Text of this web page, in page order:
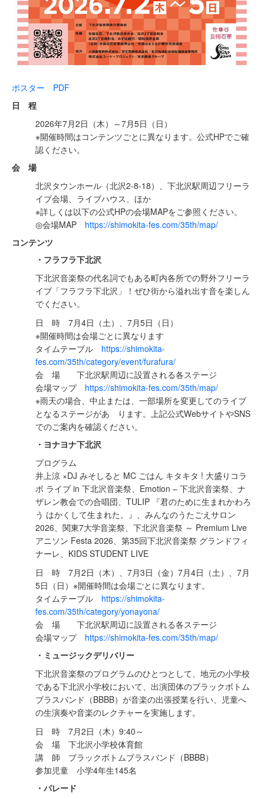
ポスター PDF
日 程
2026年7月2日（木）～7月5日（日）
※開催時間はコンテンツごとに異なります。公式HPでご確
認ください。
会 場
北沢タウンホール（北沢2-8-18）、下北沢駅周辺フリーラ
イブ会場、ライブハウス、ほか
※詳しくは以下の公式HPの会場MAPをご参照ください。
◎会場MAP https://shimokita-fes.com/35th/map/
コンテンツ
・フラフラ下北沢
下北沢音楽祭の代名詞でもある町内各所での野外フリーラ
イブ「フラフラ下北沢」！ぜひ街から溢れ出す音を楽しん
でください。
日 時 7月4日（土）、7月5日（日）
※開催時間は会場ごとに異なります
タイムテーブル https://shimokita-
fes.com/35th/category/event/furafura/
会 場 下北沢駅周辺に設置される各ステージ
会場マップ https://shimokita-fes.com/35th/map/
※雨天の場合、中止または、一部場所を変更してのライブ
となるステージがあ ります。上記公式WebサイトやSNS
でのご案内を確認ください。
・ヨナヨナ下北沢
プログラム
井上涼 ×DJ みそしると MC ごはん キタキタ ! 大盛りコラ
ボ ライブ in 下北沢音楽祭、Emotion – 下北沢音楽祭、ナ
ザレン教会での合唱団、TULIP 『君のために生まれかわろ
う はかくして生まれた。』、みんなのうたごえサロン
2026、関東7大学音楽祭、下北沢音楽祭 ～ Premium Live
アニソン Festa 2026、第35回下北沢音楽祭 グランドフィ
ナーレ、KIDS STUDENT LIVE
日 時 7月2日（木）、7月3日（金）7月4日（土）、7月
5日（日）※開催時間は会場ごとに異なります。
タイムテーブル https://shimokita-
fes.com/35th/category/yonayona/
会 場 下北沢駅周辺に設置される各ステージ
会場マップ https://shimokita-fes.com/35th/map/
・ミュージックデリバリー
下北沢音楽祭のプログラムのひとつとして、地元の小学校
である下北沢小学校において、出演団体のブラックボトム
ブラスバンド（BBBB）が音楽の出張授業を行い、児童へ
の生演奏や音楽のレクチャーを実施します。
日 時 7月2日（木）9:40～
会 場 下北沢小学校体育館
講 師 ブラックボトムブラスバンド（BBBB）
参加児童 小学4年生145名
・パレード